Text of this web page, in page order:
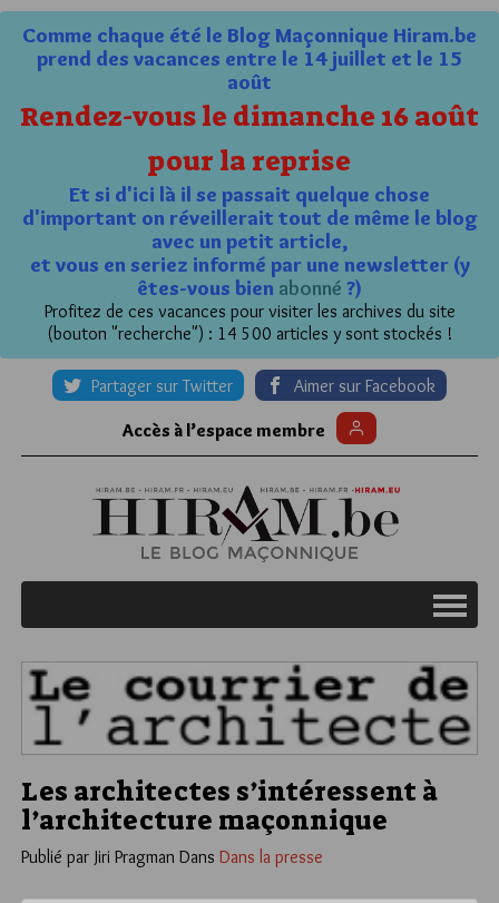
Comme chaque été le Blog Maçonnique Hiram.be
prend des vacances entre le 14 juillet et le 15
août
Rendez-vous le dimanche 16 août
pour la reprise
Et si d'ici là il se passait quelque chose
d'important on réveillerait tout de même le blog
avec un petit article,
et vous en seriez informé par une newsletter (y
êtes-vous bien abonné ?)
Profitez de ces vacances pour visiter les archives du site
(bouton "recherche") : 14 500 articles y sont stockés !
Partager sur Twitter Aimer sur Facebook
Accès à l’espace membre
Les architectes s’intéressent à
l’architecture maçonnique
Publié par Jiri Pragman Dans Dans la presse